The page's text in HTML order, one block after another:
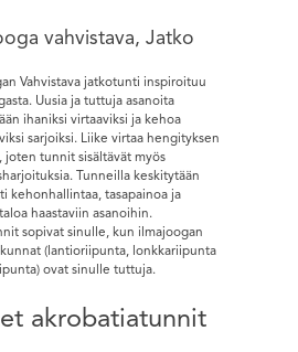
vahvistava, Jatko
Vahvistava jatkotunti inspiroituu
Uusia ja tuttuja asanoita
ihaniksi virtaaviksi ja kehoa
sarjoiksi. Liike virtaa hengityksen
joten tunnit sisältävät myös
Tunneilla keskitytään
kehonhallintaa, tasapainoa ja
haastaviin asanoihin.
sopivat sinulle, kun ilmajoogan
(lantioriipunta, lonkkariipunta
ovat sinulle tuttuja.
akrobatiatunnit